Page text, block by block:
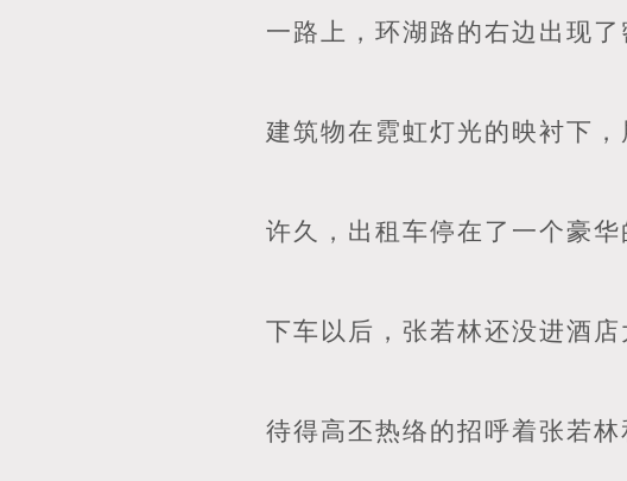
一路上，环湖路的右边出现
建筑物在霓虹灯光的映衬下，
许久，出租车停在了一个豪华
下车以后，张若林还没进酒店
待得高丕热络的招呼着张若林